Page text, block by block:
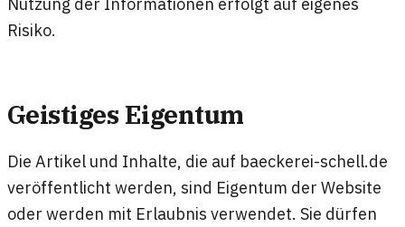
Risiko.
Geistiges Eigentum
Die Artikel und Inhalte, die auf baeckerei-schell.de
veröffentlicht werden, sind Eigentum der Website
oder werden mit Erlaubnis verwendet. Sie dürfen